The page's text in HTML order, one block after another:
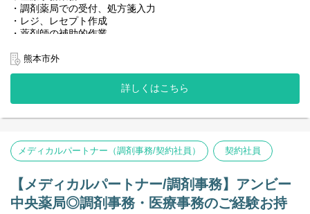
・調剤薬局での受付、処方箋入力
・レジ、レセプト作成
・薬剤師の補助的作業
※事務複数名体制での店舗となります。
EMへの変更の予定がございます。
＜店舗情報＞
◆処方箋枚数 130枚／日
◆薬剤師：正社員7名、パート1名（管理薬剤師：40代前半男性）
総合病院の門前、かつ100枚以上の処方枚数を誇る店舗です。
最新機器設備が整っており、働きやすい就業環境です。
熊本市外
詳しくはこちら
メディカルパートナー（調剤事務/契約社員） 契約社員
【メディカルパートナー/調剤事務】アンビー
中央薬局◎調剤事務・医療事務のご経験お持